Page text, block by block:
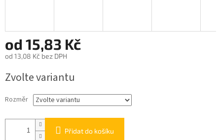
od 15,83 Kč
od 13,08 Kč bez DPH
cena:
Zvolte variantu
Rozměr
Přidat do košíku